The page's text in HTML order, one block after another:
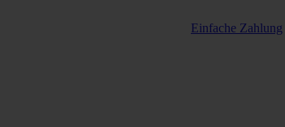
Einfache Zahlung